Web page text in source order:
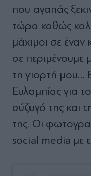
που αγαπάς
τώρα καθώς
μάχιμοι σε
σε
τη γιορτή μου…
Ευλαμπίας για
σύζυγό της και
της. Οι
social media με